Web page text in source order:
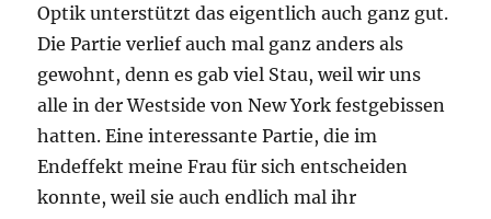
Optik unterstützt das eigentlich auch ganz gut.
Die Partie verlief auch mal ganz anders als
gewohnt, denn es gab viel Stau, weil wir uns
alle in der Westside von New York festgebissen
hatten. Eine interessante Partie, die im
Endeffekt meine Frau für sich entscheiden
konnte, weil sie auch endlich mal ihr